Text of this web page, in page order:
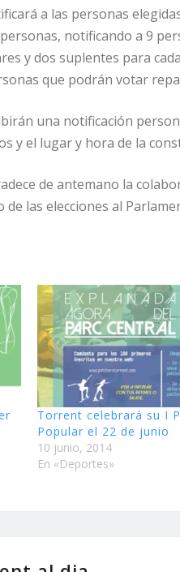
a las personas
notificando a 9
y dos suplentes para
que podrán votar
una notificación
y el lugar y hora de la
de antemano la
las elecciones al
Torrent celebrará su I
Popular el 22 de junio
10 junio, 2014
En «Deportes»